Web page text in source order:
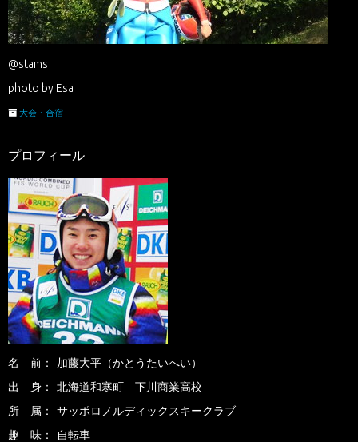
@stams
photo by Esa
大会・合宿
プロフィール
名 前： 加藤大平 （かとうたいへい）
出 身：
北海道和寒町 下川商業高校
所 属：
サッポロノルディックスキークラブ
趣 味：
自転車